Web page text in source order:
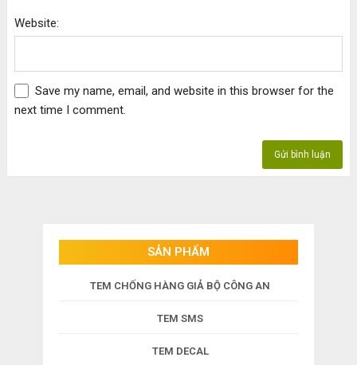
Website:
Save my name, email, and website in this browser for the
next time I comment.
SẢN PHẨM
TEM CHỐNG HÀNG GIẢ BỘ CÔNG AN
TEM SMS
TEM DECAL